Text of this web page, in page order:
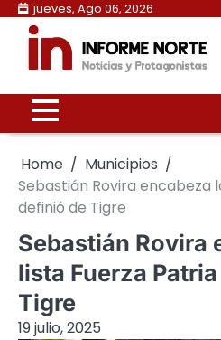
Skip
content
jueves, Ago 06, 2026
Home
Municipios
Sebastián Rovira encabeza
definió de Tigre
Sebastián Rovira
lista Fuerza
Tigre
19 julio, 2025